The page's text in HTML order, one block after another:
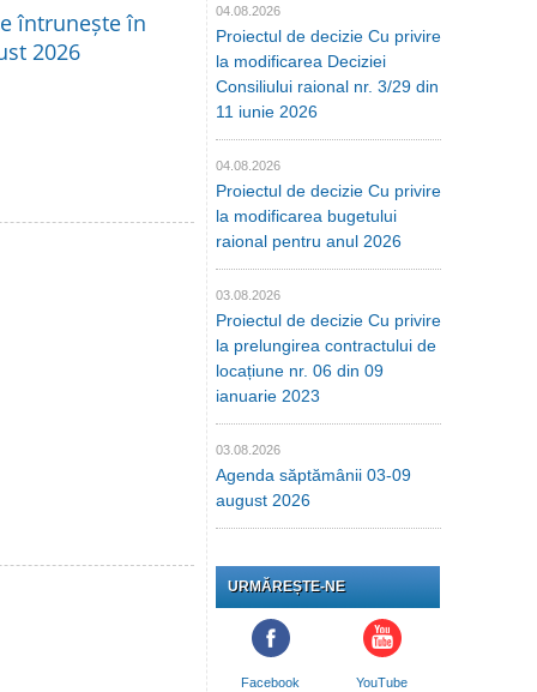
întrunește în
2026
04.08.2026
Proiectul de decizie Cu privire
la modificarea Deciziei
Consiliului raional nr. 3/29 din
11 iunie 2026
04.08.2026
Proiectul de decizie Cu privire
la modificarea bugetului
raional pentru anul 2026
03.08.2026
Proiectul de decizie Cu privire
la prelungirea contractului de
locațiune nr. 06 din 09
ianuarie 2023
03.08.2026
Agenda săptămânii 03-09
august 2026
URMĂREȘTE-NE
Facebook YouTube